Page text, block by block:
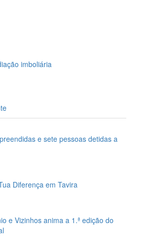
e sete pessoas detidas a
Diferença em Tavira
e Vizinhos anima a 1.ª edição do